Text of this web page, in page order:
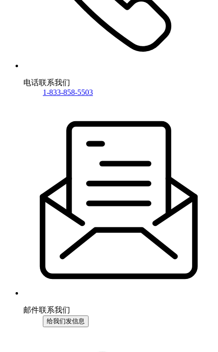
电话联系我们
1-833-858-5503
邮件联系我们
给我们发信息